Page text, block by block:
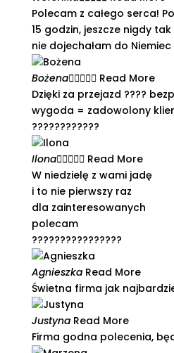
Polecam z całego serca!
15 godzin, jeszcze nigdy
nie dojechałam do
Bożena Read More
Dzięki za przejazd ????
wygoda = zadowolony
????????????
Ilona Read More
W niedzielę z wami jadę
i to nie pierwszy raz
dla zainteresowanych
polecam
????????????????
AgnieszkaRead More
Świetna firma jak
JustynaRead More
Firma godna polecenia,